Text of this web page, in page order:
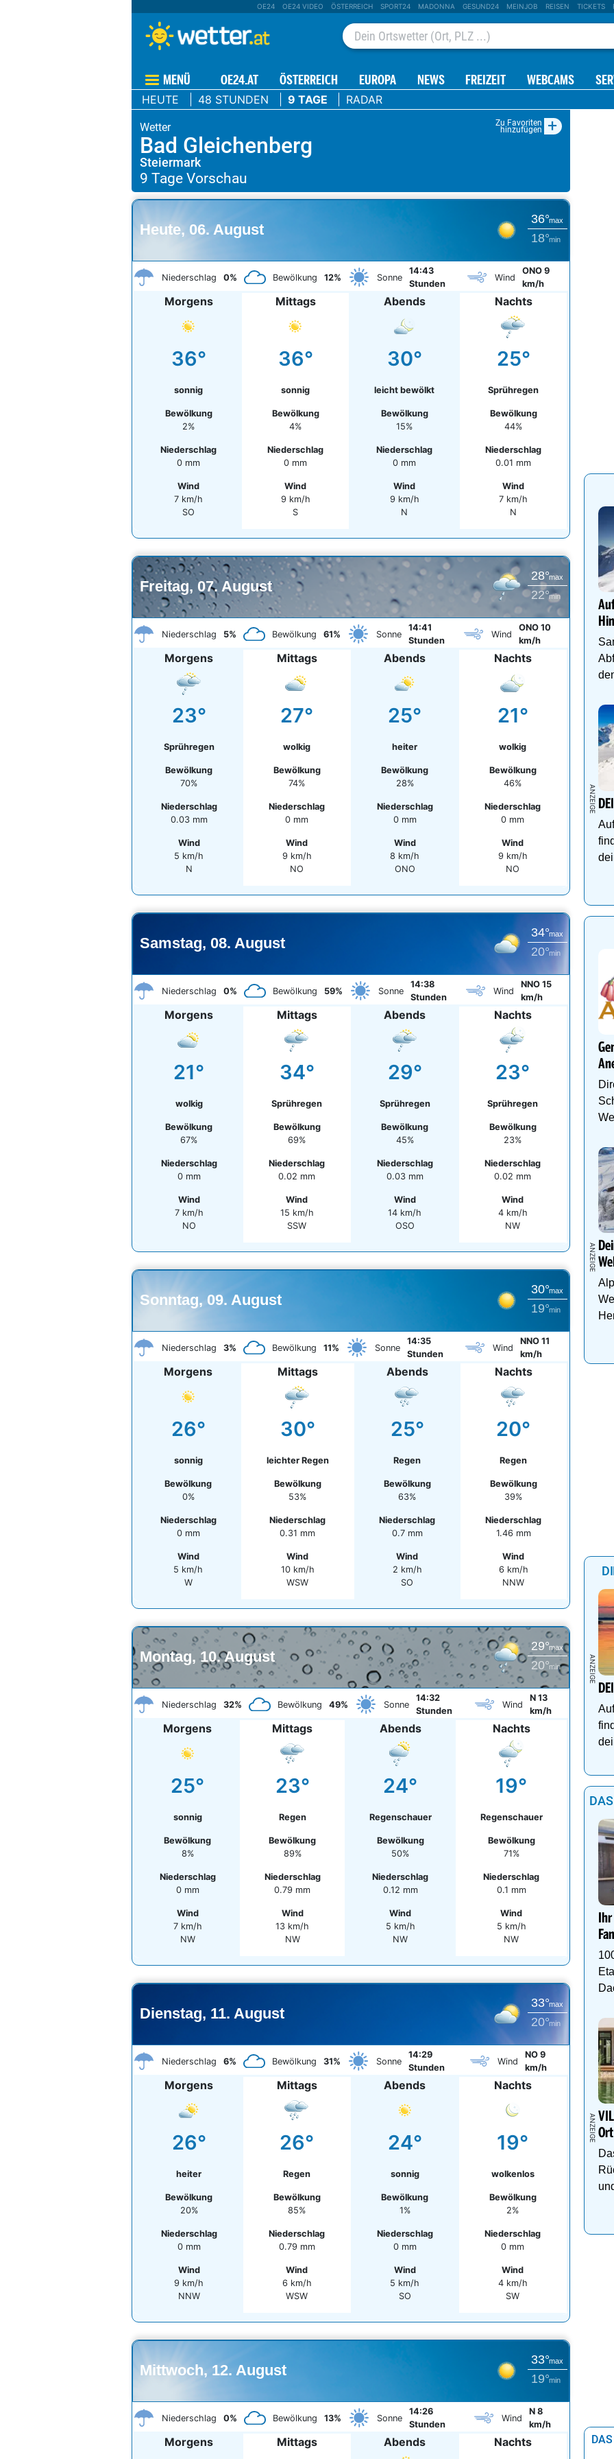
OE24 OE24 VIDEO ÖSTERREICH SPORT24 MADONNA GESUND24 MEINJOB REISEN TICKETS
MENÜ OE24.AT ÖSTERREICH EUROPA NEWS FREIZEIT WEBCAMS
HEUTE 48 STUNDEN 9 TAGE RADAR
Zu Favoriten
hinzufügen +
Bad Gleichenberg
Steiermark
Heute, 06. August
36°max
18°min
Niederschlag 0% Bewölkung 12% Sonne
14:43
Stunden
Wind
ONO 9
km/h
Morgens
36°
sonnig
Bewölkung
2%
Niederschlag
0 mm
Wind
7 km/h
SO
Mittags
36°
sonnig
Bewölkung
4%
Niederschlag
0 mm
Wind
9 km/h
S
Abends
30°
leicht bewölkt
Bewölkung
15%
Niederschlag
0 mm
Wind
9 km/h
N
Nachts
25°
Sprühregen
Bewölkung
44%
Niederschlag
0.01 mm
Wind
7 km/h
N
Freitag, 07. August
28°max
22°min
Niederschlag 5% Bewölkung 61% Sonne
14:41
Stunden
Wind
ONO 10
km/h
Morgens
23°
Sprühregen
Bewölkung
70%
Niederschlag
0.03 mm
Wind
5 km/h
N
Mittags
27°
wolkig
Bewölkung
74%
Niederschlag
0 mm
Wind
9 km/h
NO
Abends
25°
heiter
Bewölkung
28%
Niederschlag
0 mm
Wind
8 km/h
ONO
Nachts
21°
wolkig
Bewölkung
46%
Niederschlag
0 mm
Wind
9 km/h
NO
Samstag, 08. August
34°max
20°min
Niederschlag 0% Bewölkung 59% Sonne
14:38
Stunden
Wind
NNO 15
km/h
Morgens
21°
wolkig
Bewölkung
67%
Niederschlag
0 mm
Wind
7 km/h
NO
Mittags
34°
Sprühregen
Bewölkung
69%
Niederschlag
0.02 mm
Wind
15 km/h
SSW
Abends
29°
Sprühregen
Bewölkung
45%
Niederschlag
0.03 mm
Wind
14 km/h
OSO
Nachts
23°
Sprühregen
Bewölkung
23%
Niederschlag
0.02 mm
Wind
4 km/h
NW
Sonntag, 09. August
30°max
19°min
Niederschlag 3% Bewölkung 11% Sonne
14:35
Stunden
Wind
NNO 11
km/h
Morgens
26°
sonnig
Bewölkung
0%
Niederschlag
0 mm
Wind
5 km/h
W
Mittags
30°
leichter Regen
Bewölkung
53%
Niederschlag
0.31 mm
Wind
10 km/h
WSW
Abends
25°
Regen
Bewölkung
63%
Niederschlag
0.7 mm
Wind
2 km/h
SO
Nachts
20°
Regen
Bewölkung
39%
Niederschlag
1.46 mm
Wind
6 km/h
NNW
Montag, 10. August
29°max
20°min
Niederschlag 32% Bewölkung 49% Sonne
14:32
Stunden
Wind
N 13
km/h
Morgens
25°
sonnig
Bewölkung
8%
Niederschlag
0 mm
Wind
7 km/h
NW
Mittags
23°
Regen
Bewölkung
89%
Niederschlag
0.79 mm
Wind
13 km/h
NW
Abends
24°
Regenschauer
Bewölkung
50%
Niederschlag
0.12 mm
Wind
5 km/h
NW
Nachts
19°
Regenschauer
Bewölkung
71%
Niederschlag
0.1 mm
Wind
5 km/h
NW
Dienstag, 11. August
33°max
20°min
Niederschlag 6% Bewölkung 31% Sonne
14:29
Stunden
Wind
NO 9
km/h
Morgens
26°
heiter
Bewölkung
20%
Niederschlag
0 mm
Wind
9 km/h
NNW
Mittags
26°
Regen
Bewölkung
85%
Niederschlag
0.79 mm
Wind
6 km/h
WSW
Abends
24°
sonnig
Bewölkung
1%
Niederschlag
0 mm
Wind
5 km/h
SO
Nachts
19°
wolkenlos
Bewölkung
2%
Niederschlag
0 mm
Wind
4 km/h
SW
Mittwoch, 12. August
33°max
19°min
Niederschlag 0% Bewölkung 13% Sonne
14:26
Stunden
Wind
N 8
km/h
Morgens Mittags Abends Nachts